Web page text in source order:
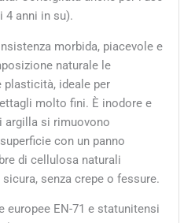
4 anni in su).
morbida, piacevole e
naturale le
plasticità, ideale per
molto fini. È inodore e
argilla si rimuovono
con un panno
di cellulosa naturali
sicura, senza crepe o fessure.
europee EN-71 e statunitensi